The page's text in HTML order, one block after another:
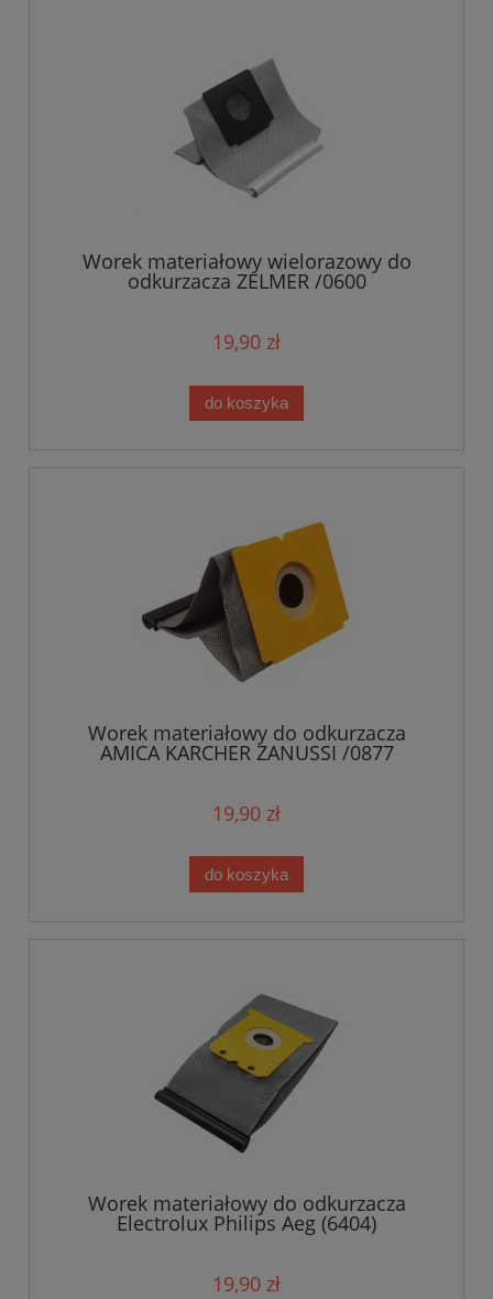
Worek materiałowy wielorazowy do
odkurzacza ZELMER /0600
19,90 zł
do koszyka
Worek materiałowy do odkurzacza
AMICA KARCHER ZANUSSI /0877
19,90 zł
do koszyka
Worek materiałowy do odkurzacza
Electrolux Philips Aeg (6404)
19,90 zł